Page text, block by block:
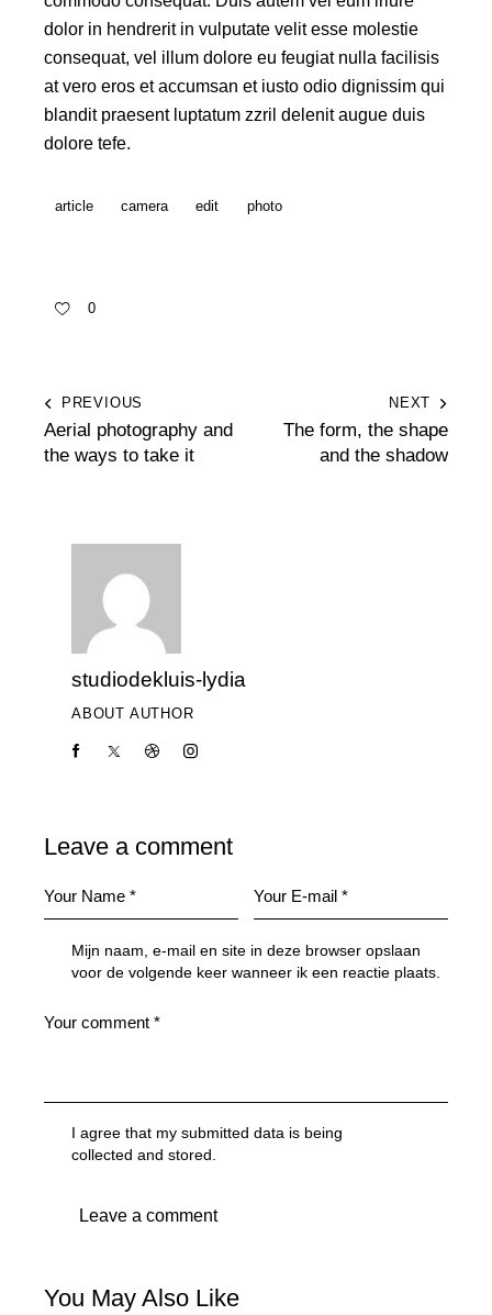
dolor in hendrerit in vulputate velit esse molestie
consequat, vel illum dolore eu feugiat nulla facilisis
at vero eros et accumsan et iusto odio dignissim qui
blandit praesent luptatum zzril delenit augue duis
dolore tefe.
article camera edit photo
0
PREVIOUS
Aerial photography and
the ways to take it
NEXT
The form, the shape
and the shadow
studiodekluis-lydia
ABOUT AUTHOR
Leave a comment
Mijn naam, e-mail en site in deze browser opslaan
voor de volgende keer wanneer ik een reactie plaats.
I agree that my submitted data is being
collected and stored.
You May Also Like